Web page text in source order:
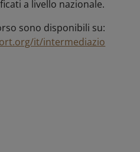
a livello nazionale.
sono disponibili su:
it/intermediazio